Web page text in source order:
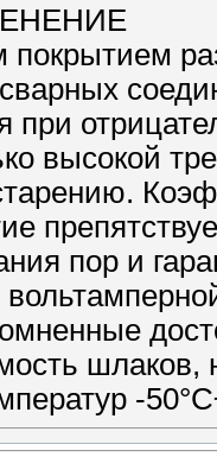
при
высокой
пор и
шлаков,
-